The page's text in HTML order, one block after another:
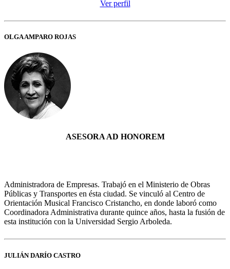
Ver perfil
OLGA AMPARO ROJAS
ASESORA AD HONOREM
Administradora de Empresas. Trabajó en el Ministerio de Obras
Públicas y Transportes en ésta ciudad. Se vinculó al Centro de
Orientación Musical Francisco Cristancho, en donde laboró como
Coordinadora Administrativa durante quince años, hasta la fusión de
esta institución con la Universidad Sergio Arboleda.
JULIÁN DARÍO CASTRO